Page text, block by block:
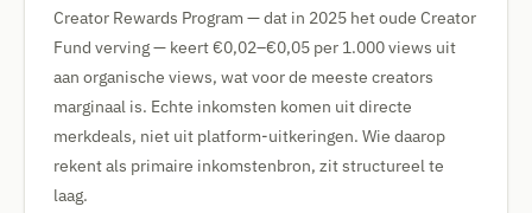
Creator Rewards Program — dat in 2025 het oude Creator
Fund verving — keert €0,02–€0,05 per 1.000 views uit
aan organische views, wat voor de meeste creators
marginaal is. Echte inkomsten komen uit directe
merkdeals, niet uit platform-uitkeringen. Wie daarop
rekent als primaire inkomstenbron, zit structureel te
laag.